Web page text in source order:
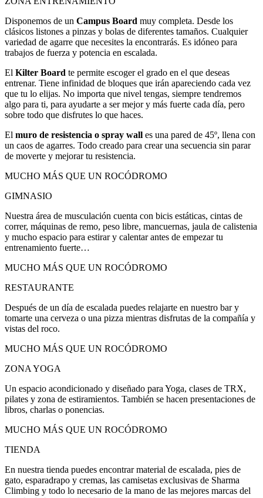
Disponemos de un Campus Board muy completa. Desde los
clásicos listones a pinzas y bolas de diferentes tamaños. Cualquier
variedad de agarre que necesites la encontrarás. Es idóneo para
trabajos de fuerza y potencia en escalada.
El Kilter Board te permite escoger el grado en el que deseas
entrenar. Tiene infinidad de bloques que irán apareciendo cada vez
que tu lo elijas. No importa que nivel tengas, siempre tendremos
algo para ti, para ayudarte a ser mejor y más fuerte cada día, pero
sobre todo que disfrutes lo que haces.
El muro de resistencia o spray wall es una pared de 45º, llena con
un caos de agarres. Todo creado para crear una secuencia sin parar
de moverte y mejorar tu resistencia.
MUCHO MÁS QUE UN ROCÓDROMO
GIMNASIO
Nuestra área de musculación cuenta con bicis estáticas, cintas de
correr, máquinas de remo, peso libre, mancuernas, jaula de calistenia
y mucho espacio para estirar y calentar antes de empezar tu
entrenamiento fuerte…
MUCHO MÁS QUE UN ROCÓDROMO
RESTAURANTE
Después de un día de escalada puedes relajarte en nuestro bar y
tomarte una cerveza o una pizza mientras disfrutas de la compañía y
vistas del roco.
MUCHO MÁS QUE UN ROCÓDROMO
ZONA YOGA
Un espacio acondicionado y diseñado para Yoga, clases de TRX,
pilates y zona de estiramientos. También se hacen presentaciones de
libros, charlas o ponencias.
MUCHO MÁS QUE UN ROCÓDROMO
TIENDA
En nuestra tienda puedes encontrar material de escalada, pies de
gato, esparadrapo y cremas, las camisetas exclusivas de Sharma
Climbing y todo lo necesario de la mano de las mejores marcas del